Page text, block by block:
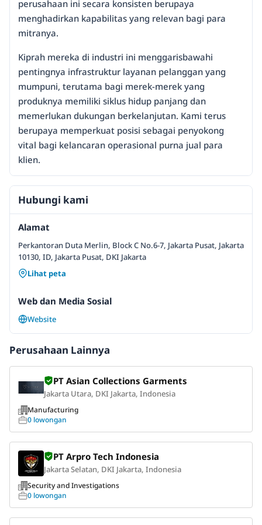
perusahaan ini secara konsisten berupaya
menghadirkan kapabilitas yang relevan bagi para
mitranya.
Kiprah mereka di industri ini menggarisbawahi
pentingnya infrastruktur layanan pelanggan yang
mumpuni, terutama bagi merek-merek yang
produknya memiliki siklus hidup panjang dan
memerlukan dukungan berkelanjutan. Kami terus
berupaya memperkuat posisi sebagai penyokong
vital bagi kelancaran operasional purna jual para
klien.
Hubungi kami
Alamat
Perkantoran Duta Merlin, Block C No.6-7, Jakarta Pusat, Jakarta
10130, ID, Jakarta Pusat, DKI Jakarta
Lihat peta
Web dan Media Sosial
Website
Perusahaan Lainnya
PT Asian Collections Garments
Jakarta Utara, DKI Jakarta, Indonesia
Manufacturing
0 lowongan
PT Arpro Tech Indonesia
Jakarta Selatan, DKI Jakarta, Indonesia
Security and Investigations
0 lowongan